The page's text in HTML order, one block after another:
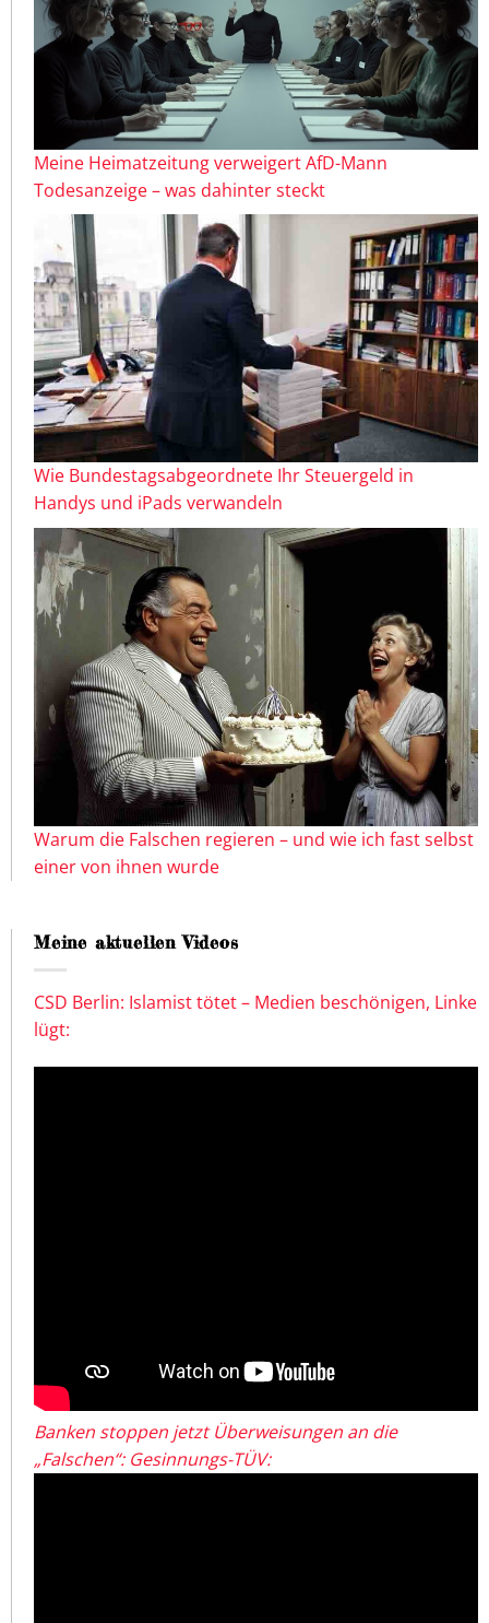
Meine Heimatzeitung verweigert AfD-Mann
Todesanzeige – was dahinter steckt
Wie Bundestagsabgeordnete Ihr Steuergeld in
Handys und iPads verwandeln
Warum die Falschen regieren – und wie ich fast selbst
einer von ihnen wurde
Meine aktuellen Videos
CSD Berlin: Islamist tötet – Medien beschönigen, Linke
lügt:
Banken stoppen jetzt Überweisungen an die
„Falschen“: Gesinnungs-TÜV: